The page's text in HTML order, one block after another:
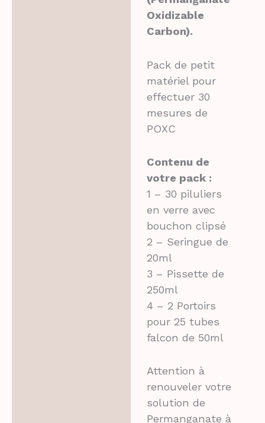
Oxidizable
Carbon).
Pack de petit
matériel pour
effectuer 30
mesures de
POXC
Contenu de
votre pack :
1 – 30 piluliers
en verre avec
bouchon clipsé
2 – Seringue de
20ml
3 – Pissette de
250ml
4 – 2 Portoirs
pour 25 tubes
falcon de 50ml
Attention à
renouveler votre
solution de
Permanganate à